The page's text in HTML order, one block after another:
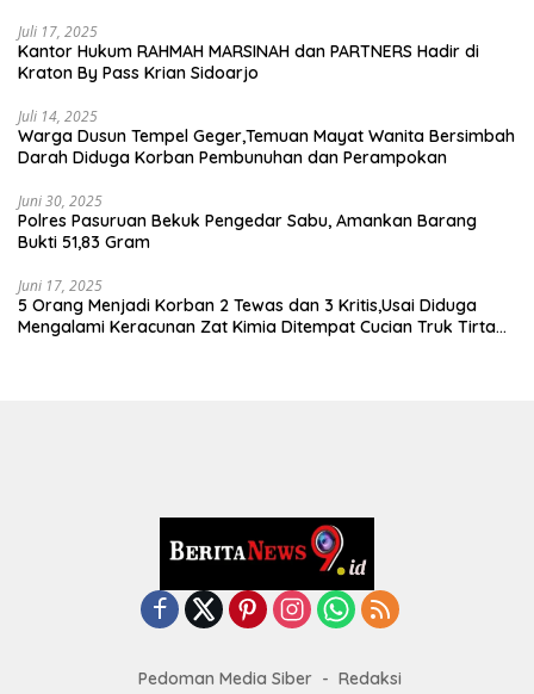
Juli 17, 2025
Kantor Hukum RAHMAH MARSINAH dan PARTNERS Hadir di
Kraton By Pass Krian Sidoarjo
Juli 14, 2025
Warga Dusun Tempel Geger,Temuan Mayat Wanita Bersimbah
Darah Diduga Korban Pembunuhan dan Perampokan
Juni 30, 2025
Polres Pasuruan Bekuk Pengedar Sabu, Amankan Barang
Bukti 51,83 Gram
Juni 17, 2025
5 Orang Menjadi Korban 2 Tewas dan 3 Kritis,Usai Diduga
Mengalami Keracunan Zat Kimia Ditempat Cucian Truk Tirta
Pedoman Media Siber Redaksi